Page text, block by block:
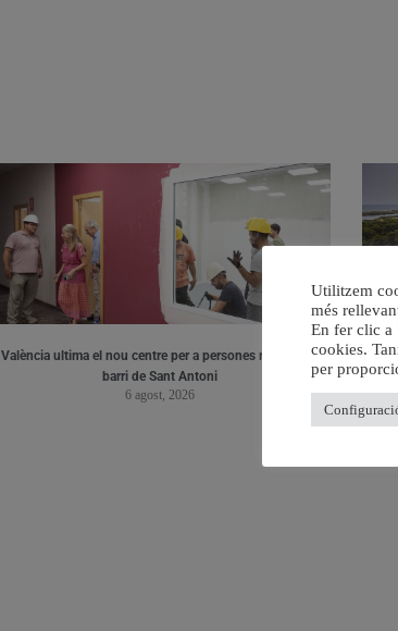
València ultima el nou centre per a persones majors del
barri de Sant Antoni
6 agost, 2026
Utilitzem
més
En fer clic a
cookies.
per